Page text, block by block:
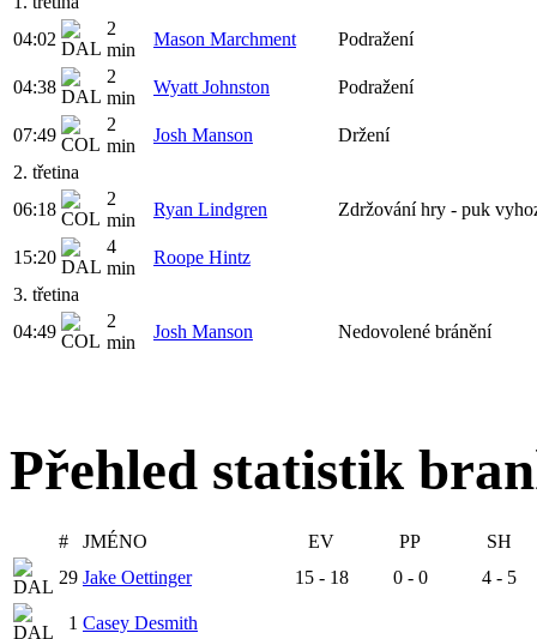
04:02
2
min
Mason Marchment Podražení
04:38
2
min
Wyatt Johnston Podražení
07:49
2
min
Josh Manson
Držení
2. třetina
06:18
2
min
Ryan Lindgren Zdržování hry - puk
15:20
4
min
Roope Hintz
3. třetina
04:49
2
min
Josh Manson Nedovolené bránění
Přehled statistik
# JMÉNO EV PP
SH
29 Jake Oettinger 15 - 18 0 - 0 4 - 5
1 Casey Desmith